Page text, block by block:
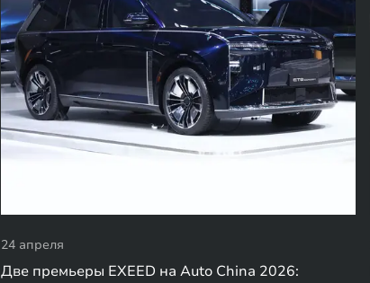
24 апреля
Две премьеры EXEED на Auto China 2026: